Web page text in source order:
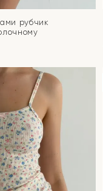
рубчик